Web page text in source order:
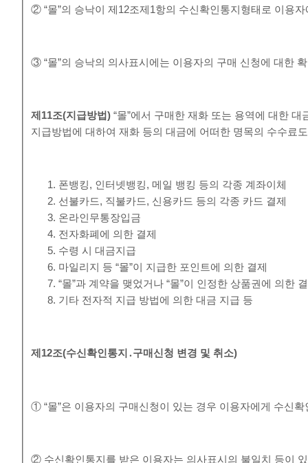
② “몰”의 승낙이 제12조제1항의 수신확인통지형태로 이용
③ “몰”의 승낙의 의사표시에는 이용자의 구매 신청에 대한
제 11조(지급방법)“몰”에서 구매한 재화 또는 용역에 대한
지급방법에 대하여 재화 등의 대금에 어떠한 명목의 수수료
폰뱅킹, 인터넷뱅킹, 메일 뱅킹 등의 각종 계좌이체
선불카드, 직불카드, 신용카드 등의 각종 카드 결제
온라인무통장입금
전자화폐에 의한 결제
수령 시 대금지급
마일리지 등 “몰”이 지급한 포인트에 의한 결제
“몰”과 계약을 맺었거나 “몰”이 인정한 상품권에 의한
기타 전자적 지급 방법에 의한 대금 지급 등
제 12조(수신확인통지 ․구매신청 변경 및 취소)
① “몰”은 이용자의 구매신청이 있는 경우 이용자에게 수신
② 수신확인통지를 받은 이용자는 의사표시의 불일치 등이